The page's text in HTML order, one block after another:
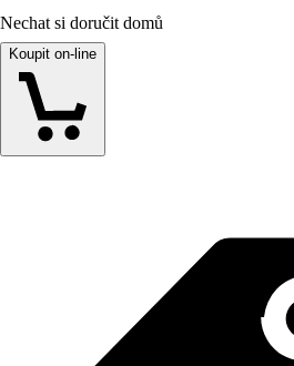
Nechat si doručit domů
Koupit on-line